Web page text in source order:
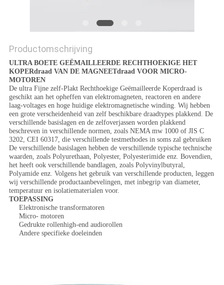
Productomschrijving
ULTRA BOETE GEËMAILLEERDE RECHTHOEKIGE HET
KOPERdraad VAN DE MAGNEETdraad VOOR MICRO-
MOTOREN
De ultra Fijne zelf-Plakt Rechthoekige Geëmailleerde Koperdraad is
geschikt aan het opheffen van elektromagneten, reactoren en andere
laag-voltages en hoge huidige elektromagnetische winding. Wij hebben
een grote verscheidenheid van zelf beschikbare draadtypes plakkend. De
verschillende basislagen en de zelfoverjassen worden plakkend
beschreven in verschillende normen, zoals NEMA mw 1000 of JIS C
3202, CEI 60317, die verschillende testmethodes in soms zal gebruiken
De verschillende basislagen hebben de verschillende typische technische
waarden, zoals Polyurethaan, Polyester, Polyesterimide enz. Bovendien,
het heeft ook verschillende bandlagen, zoals Polyvinylbutyral,
Polyamide enz. Volgens het gebruik van verschillende producten, leggen
wij verschillende productaanbevelingen, met inbegrip van diameter,
temperatuur en isolatiematerialen voor.
TOEPASSING
Elektronische transformatoren
Micro- motoren
Gedrukte rollenhigh-end audiorollen
Andere specifieke doeleinden